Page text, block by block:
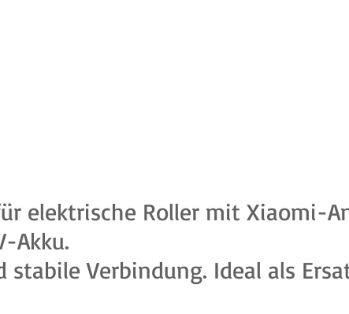
elektrische Roller mit Xiaomi-
Akku.
stabile Verbindung. Ideal als